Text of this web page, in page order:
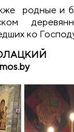
родные и
ко